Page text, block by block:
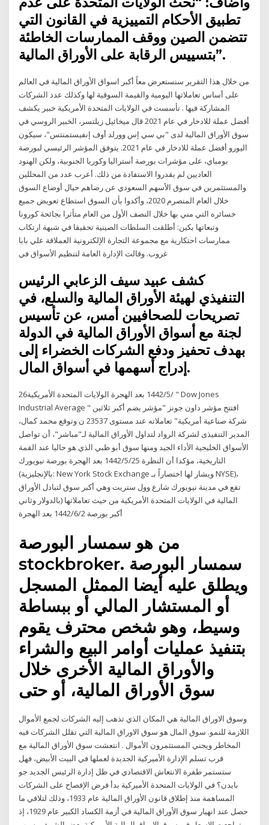
تطبيق الأحكام التمييزية في القانون التي
تتضمن الصين ووقف الممارسات الخاطئة
بتسييس الرقابة على الأوراق المالية”.
من خلال هذا التقرير سنستعرض معاً أكبر اسواق الأوراق المالية في العالم
على أساس تعاملاتها اليومية والقيمة السوقية لها وكذلك عدد الشركات
المشاركة فيها . تأسست في الولايات المتحدة الأمريكية خبير يكشف
أفضل عملة للادخار في عام 2021 قال ميخائيل زيلتسر، الخبير الروسي في
سوق الأوراق المالية لدى "بي سي إس وورلد أوف إنفيستمنتس"، سيكون
اليورو أفضل عملة للادخار في عام 2021. يتوفق المؤشر الرئيسي لبورصة
بومباي، على مؤشرات بورصة أستراليا وكوريا الجنوبية، ولكن الهنود
العاديين لم يقدروا الاستفادة من ذلك. أعرب عدد من المحللين
والمستثمرين في سوق الأسهم السعودي عن رضاهم حيال أوضاع السوق
خلال العام المنصرم 2020، وأكدوا بأن السوق استطاع تعويض جميع
خسائره التي مني بها خلال النصف الأول من العام متأثرا بجائحة كورونا
وتبعاتها بكين: أطلقت السلطات الصينية تحقيقا في شبهة ارتكاب
ممارسات احتكارية مع مجموعة التجارة الإلكترونية العملاقة علي بابا
غروب. وقالت الإدارة العامة لتنظيم الأسواق في
كشف عبيد سيف الزعابي الرئيس
التنفيذي لهيئة الأوراق المالية والسلع، في
تصريحات للصحافيين أمس، عن تأسيس
لجنة مع أسواق الأوراق المالية في الدولة
بهدف تحفيز ودفع الشركات الخضراء إلى
إدراج أسهمها في أسواق المال.
26‏‏/5‏‏/1442 بعد الهجرة الولايات المتحدة الأمريكية " Dow Jones
Industrial Average " افتتح مؤشر داون جونز "مؤشر يضم أكبر ثلاثين
شركة صناعية أمريكية" تعاملاته عند مستوى 23537 ن وتوقع محمد كمال،
المدير التنفيذى لشركة الرواد لتداول الأوراق المالية لـ"مباشر"، أن تواصل
الأسواق الخليجية الأداء الجيد ومنها سوق أبو ظبي الذي هو حاليا عند القمة
التاريخية، مؤكدا أن النظرة 25‏‏/5‏‏/1442 بعد الهجرة بورصة نيويورك
(بالإنجليزية: New York Stock Exchange ويشار لها اختصاراً بـ NYSE)‏،
تقع في مدينة نيويورك شارع وول ستريت وهي أكبر سوق لتبادل الأوراق
المالية في الولايات المتحدة الأمريكية من حيث تعاملاتها (بالدولار وثاني
أكبر بورصة 2‏‏/6‏‏/1442 بعد الهجرة
من هو سمسار البورصة
stockbroker. سمسار البورصة
ويطلق عليه أيضا الممثل المسجل
أو المستشار المالي أو ببساطة
وسيط، وهو شخص محترف يقوم
بتنفيذ عمليات أوامر البيع والشراء
والأوراق المالية الأخرى خلال
سوق الأوراق المالية، أو حتى
وسوق الاوراق المالية هي المكان الذي تذهب إليه الشركات لجمع الأموال
اللازمة للنمو. سوق المال هو سوق الاوراق المالية التي تقلل الشركات فيه
المخاطر ويجني المستثمرون الأموال . انتعشت سوق الأوراق المالية مع
قرب تسلم الإدارة الأميركية الجديدة لعملها في البيت الأبيض، فهل
ستستمر طفرة الانتعاش الاقتصادي في ظل إدارة الرئيس الجديد جو
بايدن؟ في الولايات المتحدة الأميركية بدأ فرض الإفصاح على الشركات
المساهمة منذ إطلاق قانون الأوراق المالية عام 1933، وذلك لتلافي ما
حصل عند انهيار سوق الأوراق المالية في أزمة الكساد الكبير عام 1929، إذ